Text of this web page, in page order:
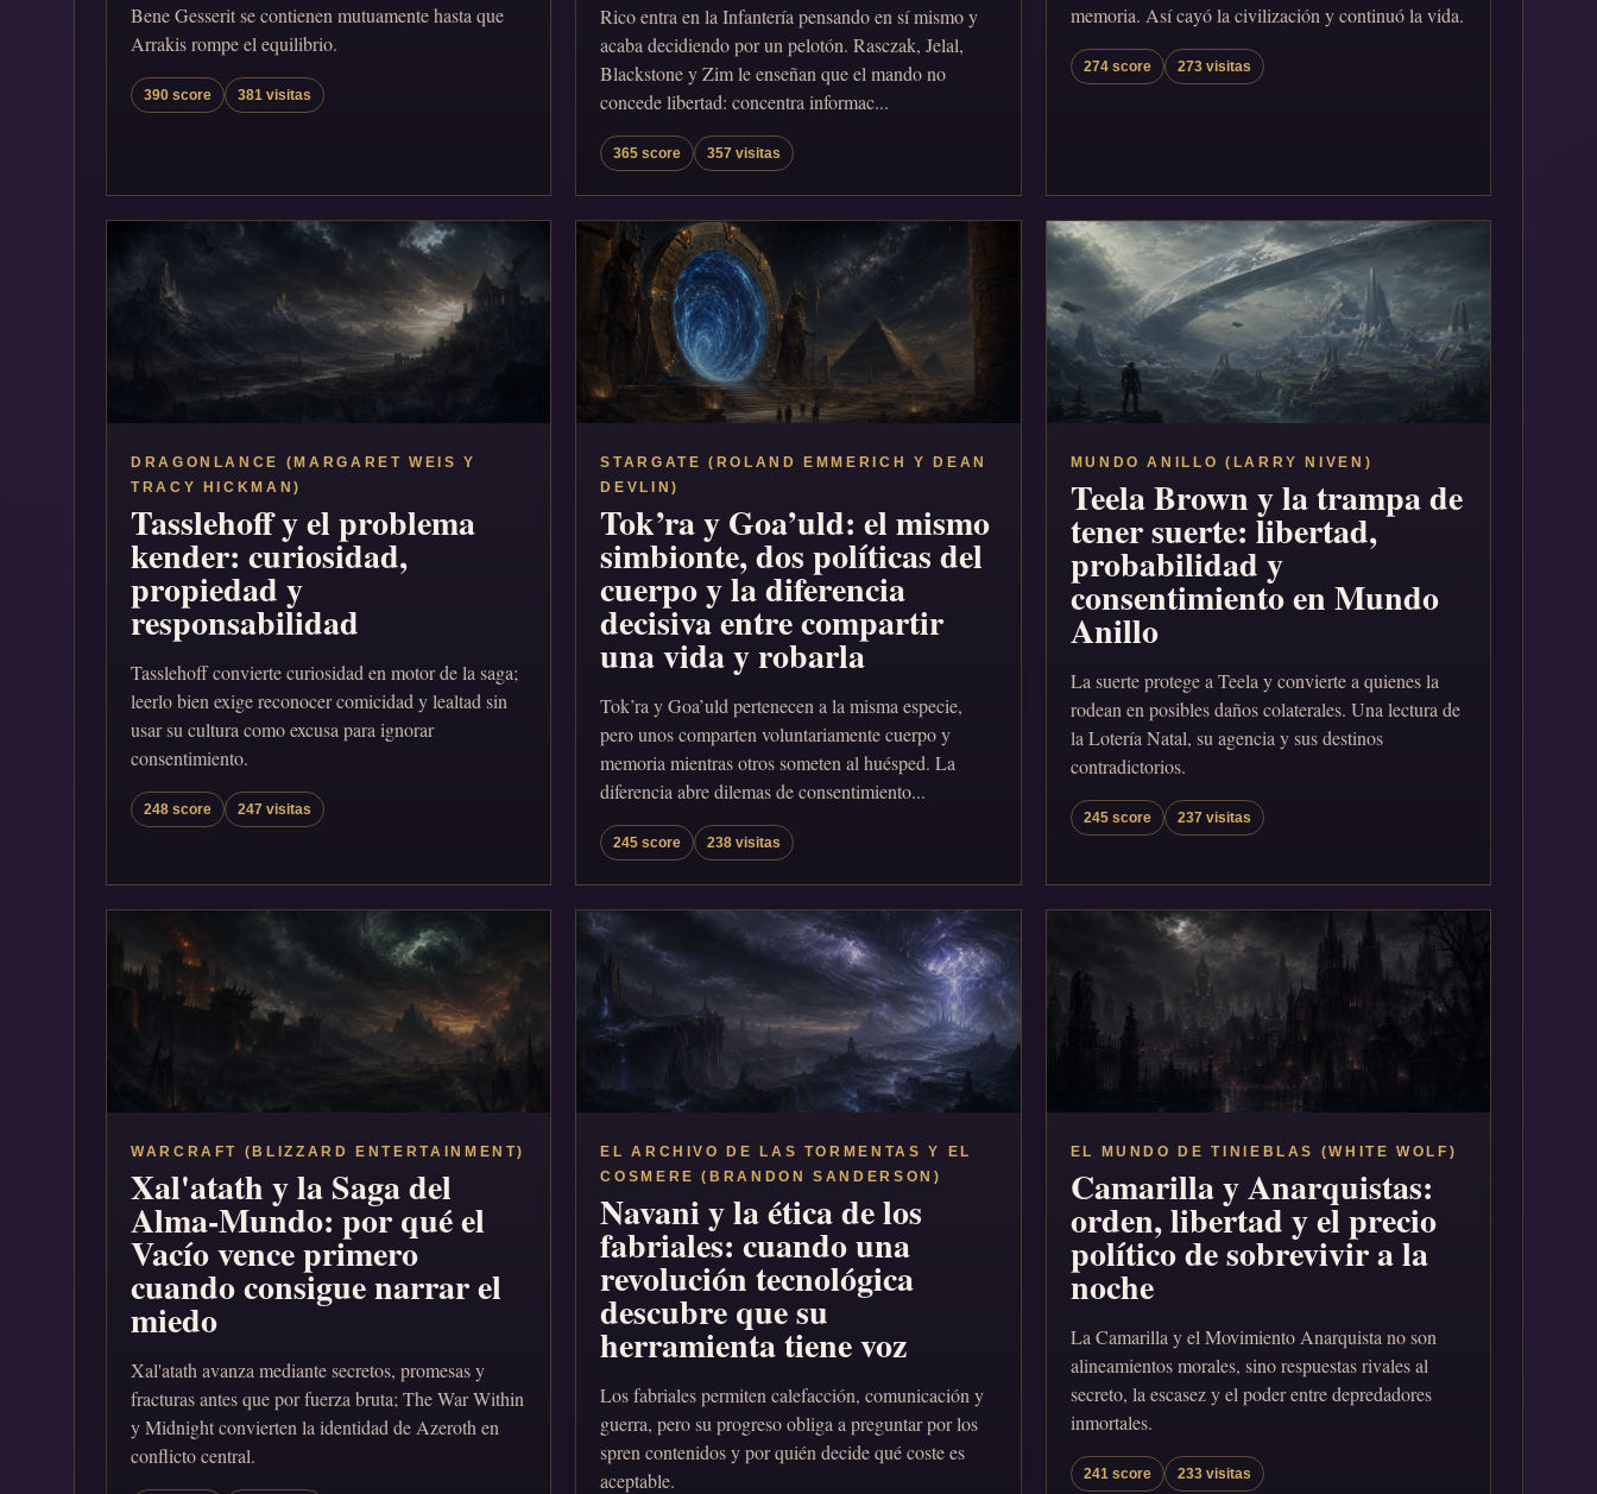
Bene Gesserit se contienen mutuamente hasta que
Arrakis rompe el equilibrio.
390 score 381 visitas
Rico entra en la Infantería pensando en sí mismo y
acaba decidiendo por un pelotón. Rasczak, Jelal,
Blackstone y Zim le enseñan que el mando no
concede libertad: concentra informac...
365 score 357 visitas
memoria. Así cayó la civilización y continuó la vida.
274 score 273 visitas
DRAGONLANCE (MARGARET WEIS Y
TRACY HICKMAN)
Tasslehoff y el problema
kender: curiosidad,
propiedad y
responsabilidad
Tasslehoff convierte curiosidad en motor de la saga;
leerlo bien exige reconocer comicidad y lealtad sin
usar su cultura como excusa para ignorar
consentimiento.
248 score 247 visitas
STARGATE (ROLAND EMMERICH Y DEAN
DEVLIN)
Tok’ra y Goa’uld: el mismo
simbionte, dos políticas del
cuerpo y la diferencia
decisiva entre compartir
una vida y robarla
Tok’ra y Goa’uld pertenecen a la misma especie,
pero unos comparten voluntariamente cuerpo y
memoria mientras otros someten al huésped. La
diferencia abre dilemas de consentimiento...
245 score 238 visitas
MUNDO ANILLO (LARRY NIVEN)
Teela Brown y la trampa de
tener suerte: libertad,
probabilidad y
consentimiento en Mundo
Anillo
La suerte protege a Teela y convierte a quienes la
rodean en posibles daños colaterales. Una lectura de
la Lotería Natal, su agencia y sus destinos
contradictorios.
245 score 237 visitas
WARCRAFT (BLIZZARD ENTERTAINMENT)
Xal'atath y la Saga del
Alma-Mundo: por qué el
Vacío vence primero
cuando consigue narrar el
miedo
Xal'atath avanza mediante secretos, promesas y
fracturas antes que por fuerza bruta; The War Within
y Midnight convierten la identidad de Azeroth en
conflicto central.
EL ARCHIVO DE LAS TORMENTAS Y EL
COSMERE (BRANDON SANDERSON)
Navani y la ética de los
fabriales: cuando una
revolución tecnológica
descubre que su
herramienta tiene voz
Los fabriales permiten calefacción, comunicación y
guerra, pero su progreso obliga a preguntar por los
spren contenidos y por quién decide qué coste es
aceptable.
EL MUNDO DE TINIEBLAS (WHITE WOLF)
Camarilla y Anarquistas:
orden, libertad y el precio
político de sobrevivir a la
noche
La Camarilla y el Movimiento Anarquista no son
alineamientos morales, sino respuestas rivales al
secreto, la escasez y el poder entre depredadores
inmortales.
241 score 233 visitas